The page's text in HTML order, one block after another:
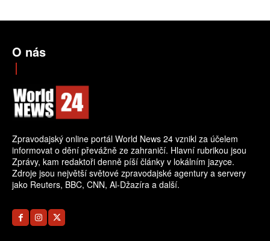
O nás
Zpravodajský online portál World News 24 vznikl za účelem
informovat o dění převážně ze zahraničí. Hlavní rubrikou jsou
Zprávy, kam redaktoři denně píší články v lokálním jazyce.
Zdroje jsou největší světové zpravodajské agentury a servery
jako Reuters, BBC, CNN, Al-Džazíra a další.